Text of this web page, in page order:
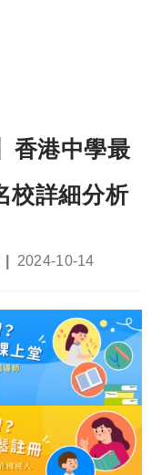
香港中學最
校詳細分析
Post
2024-10-14